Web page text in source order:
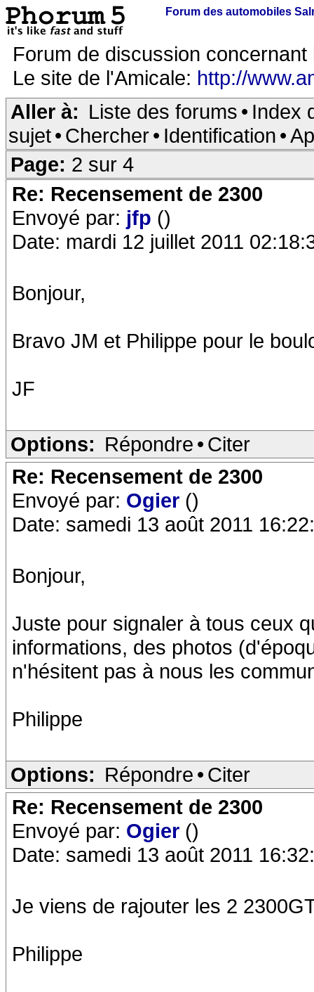
Forum des automobiles
Forum de discussion
Le site de l'Amicale: http://
Aller à: Liste des forums • Index
sujet• Chercher• Identification •
Page: 2 sur 4
Re: Recensement de 2300
Envoyé par: jfp ()
Date: mardi 12 juillet 2011
Bonjour,
Bravo JM et Philippe pour le
JF
Options: Répondre • Citer
Re: Recensement de 2300
Envoyé par: Ogier ()
Date: samedi 13 août 2011
Bonjour,
Juste pour signaler à tous ceux
informations, des photos
n'hésitent pas à nous les
Philippe
Options: Répondre • Citer
Re: Recensement de 2300
Envoyé par: Ogier ()
Date: samedi 13 août 2011
Je viens de rajouter les 2
Philippe